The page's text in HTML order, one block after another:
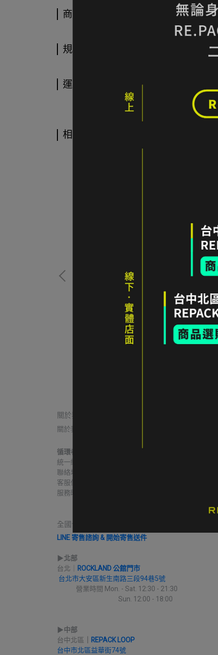
商品介紹
規格說明
運送方式
相關商品
6折｜Fjällräven Classic 有機棉短袖 T-
UNCLE BLUE 女款
關於我們
關於我們
循環者商行
統一編號｜60806271
聯絡地址｜台中市北區益華街74號
客服信箱｜contact@re-pack.co
服務時間｜Mon. - Fri 14:00 - 19:00
全國合作實體收件店點｜請先完成LINE線上寄售
LINE 寄售諮詢 & 開始寄售送件
▶︎北部
台北｜ ROCKLAND 公館門市
台北市大安區新生南路三段94巷5號
營業時間 Mon. - Sat. 12:30 - 21:30
Sun. 12:00 - 18:00
▶︎中部
台中北區
REPACK LOOP
台中市北區益華街74號